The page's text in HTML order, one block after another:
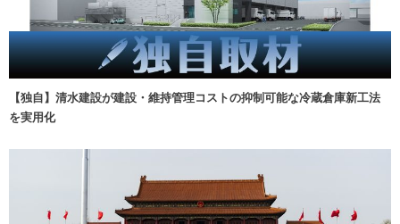
【独自】清水建設が建設・維持管理コストの抑制可能な冷蔵倉庫新工法
を実用化